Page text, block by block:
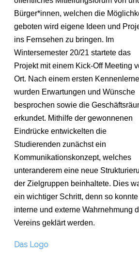
Bürger*innen, welchen die
geboten wird eigene Ideen und
ins Fernsehen zu bringen. Im
Wintersemester 20/21 startete das
Projekt mit einem Kick-Off Meeting
Ort. Nach einem ersten
wurden Erwartungen und Wünsche
besprochen sowie die
erkundet. Mithilfe der gewonnenen
Eindrücke entwickelten die
Studierenden zunächst ein
Kommunikationskonzept, welches
unteranderem eine neue
der Zielgruppen beinhaltete. Dies
ein wichtiger Schritt, denn so
interne und externe Wahrnehmung
Vereins geklärt werden.
Das Logo